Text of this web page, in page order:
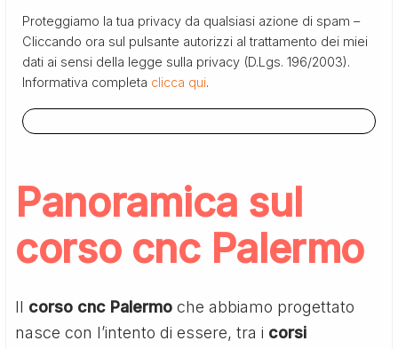
Proteggiamo la tua privacy da qualsiasi azione di spam –
Cliccando ora sul pulsante autorizzi al trattamento dei miei
dati ai sensi della legge sulla privacy (D.Lgs. 196/2003).
Informativa completa clicca qui.
Panoramica sul
corso cnc Palermo
Il corso cnc Palermo che abbiamo progettato
nasce con l’intento di essere, tra i corsi